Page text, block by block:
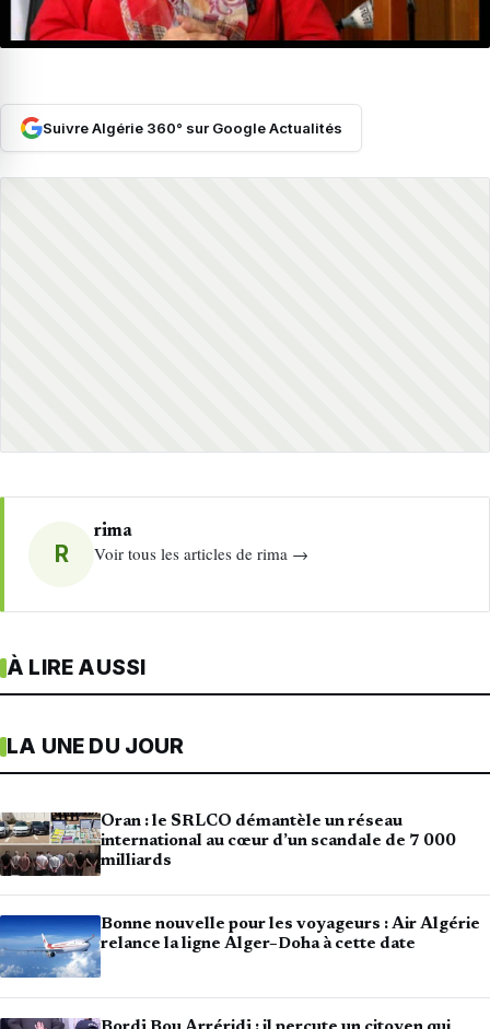
Suivre Algérie 360° sur Google Actualités
R
rima
Voir tous les articles de rima →
À LIRE AUSSI
LA UNE DU JOUR
Oran : le SRLCO démantèle un réseau
international au cœur d’un scandale de 7 000
milliards
Bonne nouvelle pour les voyageurs : Air Algérie
relance la ligne Alger–Doha à cette date